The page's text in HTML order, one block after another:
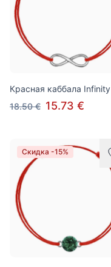
Красная каббала Infinity
18.50 € 15.73 €
Скидка -15%